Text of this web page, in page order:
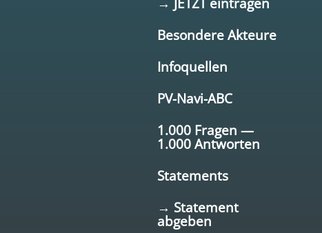
Besondere Akteure
Infoquellen
PV-Navi-ABC
1.000 Fragen —
1.000 Antworten
Statements
→ Statement
abgeben